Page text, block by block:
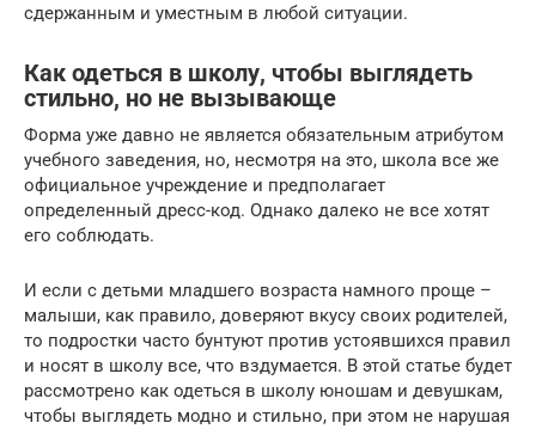
сдержанным и уместным в любой ситуации.
Как одеться в школу, чтобы выглядеть
стильно, но не вызывающе
Форма уже давно не является обязательным атрибутом
учебного заведения, но, несмотря на это, школа все же
официальное учреждение и предполагает
определенный дресс-код. Однако далеко не все хотят
его соблюдать.
И если с детьми младшего возраста намного проще –
малыши, как правило, доверяют вкусу своих родителей,
то подростки часто бунтуют против устоявшихся правил
и носят в школу все, что вздумается. В этой статье будет
рассмотрено как одеться в школу юношам и девушкам,
чтобы выглядеть модно и стильно, при этом не нарушая